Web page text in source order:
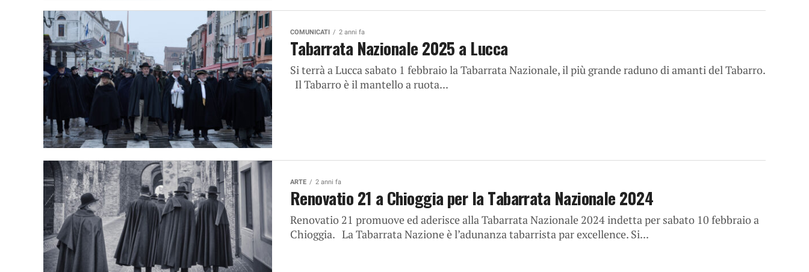
COMUNICATI 2 anni fa
Tabarrata Nazionale 2025 a Lucca
Si terrà a Lucca sabato 1 febbraio la Tabarrata Nazionale, il più grande raduno di amanti del Tabarro.
Il Tabarro è il mantello a ruota...
ARTE 2 anni fa
Renovatio 21 a Chioggia per la Tabarrata Nazionale 2024
Renovatio 21 promuove ed aderisce alla Tabarrata Nazionale 2024 indetta per sabato 10 febbraio a
Chioggia. La Tabarrata Nazione è l’adunanza tabarrista par excellence. Si...